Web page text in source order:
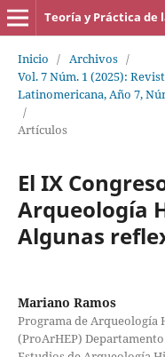
Inicio / Archivos /
Vol. 7 Núm. 1 (2025):
Latinomericana, Año 7,
/
Artículos
El IX
Arqueología
Algunas
Mariano Ramos
Programa de
(ProArHEP) Departamento